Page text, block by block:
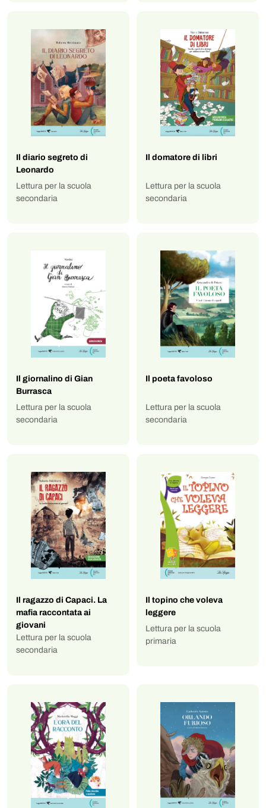
Il diario segreto di
Leonardo
Lettura per la scuola
secondaria
Il domatore di libri
Lettura per la scuola
secondaria
Il giornalino di Gian
Burrasca
Lettura per la scuola
secondaria
Il poeta favoloso
Lettura per la scuola
secondaria
Il ragazzo di Capaci. La
mafia raccontata ai
giovani
Lettura per la scuola
secondaria
Il topino che voleva
leggere
Lettura per la scuola
primaria